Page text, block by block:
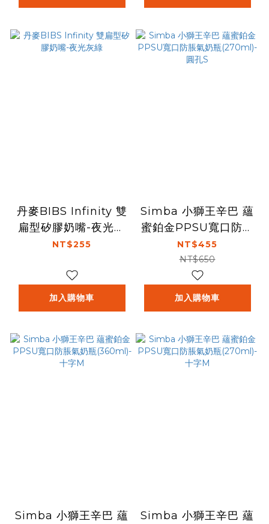
丹麥BIBS Infinity 雙
扁型矽膠奶嘴-夜光灰
綠
NT$255
加入購物車
Simba 小獅王辛巴 蘊
蜜鉑金PPSU寬口防脹
氣奶瓶(270ml)-圓孔
S
NT$455
NT$650
加入購物車
Simba 小獅王辛巴 蘊
Simba 小獅王辛巴 蘊